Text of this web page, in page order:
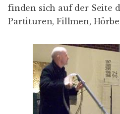
finden sich auf der Seite
Partituren, Fillmen,